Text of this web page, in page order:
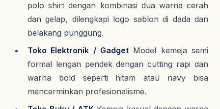
polo shirt dengan kombinasi dua warna cerah
dan gelap, dilengkapi logo sablon di dada dan
belakang punggung.
Toko Elektronik / Gadget Model kemeja semi
formal lengan pendek dengan cutting rapi dan
warna bold seperti hitam atau navy bisa
mencerminkan profesionalisme.